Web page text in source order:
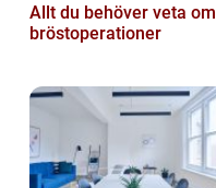
Allt du behöver veta om
bröstoperationer